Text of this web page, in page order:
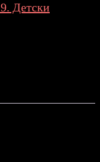
Детски